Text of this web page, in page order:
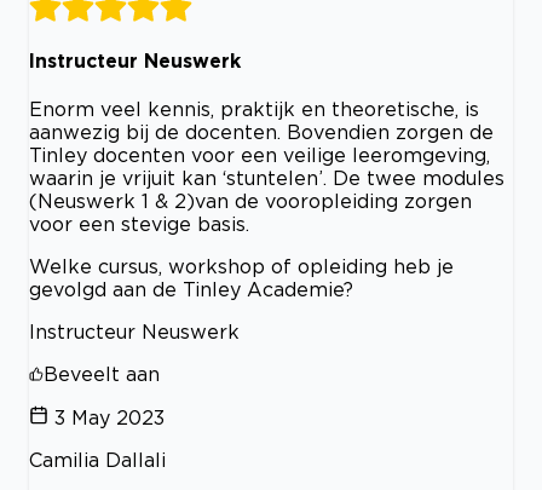
Instructeur Neuswerk
Enorm veel kennis, praktijk en theoretische, is
aanwezig bij de docenten. Bovendien zorgen de
Tinley docenten voor een veilige leeromgeving,
waarin je vrijuit kan ‘stuntelen’. De twee modules
(Neuswerk 1 & 2)van de vooropleiding zorgen
voor een stevige basis.
Welke cursus, workshop of opleiding heb je
gevolgd aan de Tinley Academie?
Instructeur Neuswerk
Beveelt aan
3 May 2023
Camilia Dallali